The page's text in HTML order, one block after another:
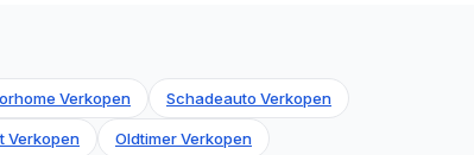
Verkopen Schadeauto Verkopen
Verkopen Oldtimer Verkopen